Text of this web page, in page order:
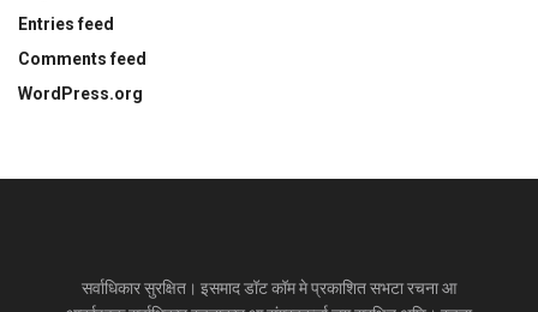
Entries feed
Comments feed
WordPress.org
सर्वाधिकार सुरक्षित। इसमाद डॉट कॉम मे प्रकाशित सभटा रचना आ